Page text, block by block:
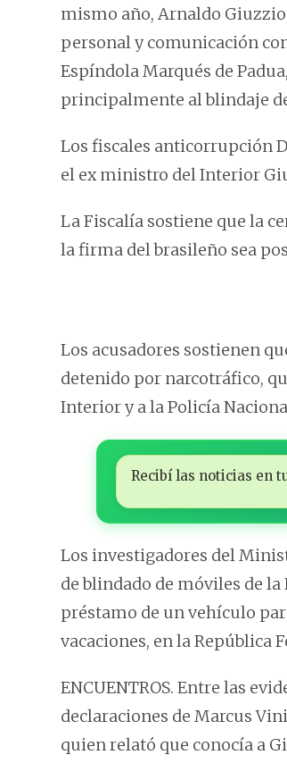
mismo año, Arnaldo
personal y comunicación
Espíndola Marqués de
principalmente al blindaje
Los fiscales anticorrupción
el ex ministro del Interior
La Fiscalía sostiene que la
la firma del brasileño sea
Los acusadores sostienen
detenido por narcotráfico,
Interior y a la Policía
Recibí las noticias en
Los investigadores del
de blindado de móviles de
préstamo de un vehículo
vacaciones, en la República
ENCUENTROS. Entre las
declaraciones de Marcus
quien relató que conocía a